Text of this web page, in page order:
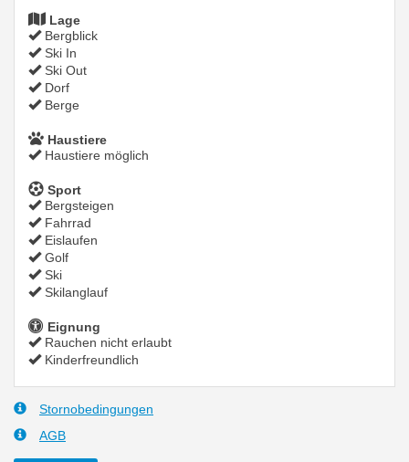
Lage
Bergblick
Ski In
Ski Out
Dorf
Berge
Haustiere
Haustiere möglich
Sport
Bergsteigen
Fahrrad
Eislaufen
Golf
Ski
Skilanglauf
Eignung
Rauchen nicht erlaubt
Kinderfreundlich
Stornobedingungen
AGB